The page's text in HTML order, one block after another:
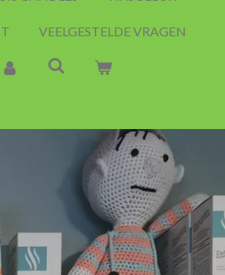
VEELGESTELDE VRAGEN